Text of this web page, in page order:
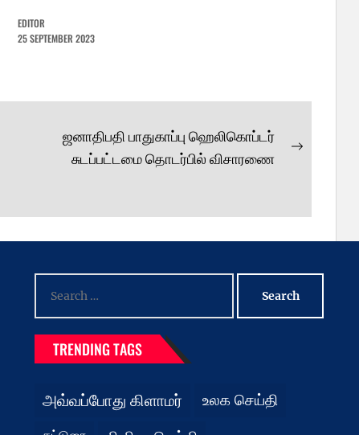
EDITOR
25 SEPTEMBER 2023
ஜனாதிபதி பாதுகாப்பு ஹெலிகொப்டர்
சுடப்பட்டமை தொடர்பில் விசாரணை
for:
TRENDING TAGS
அவ்வப்போது கிளாமர் உலக செய்தி